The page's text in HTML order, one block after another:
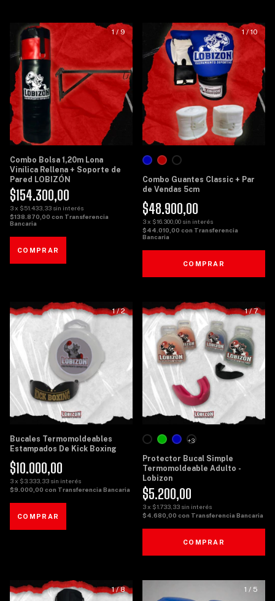
1/ 9
Combo Bolsa 1,20m Lona
Vinílica Rellena + Soporte de
Pared LOBIZÓN
$154.300,00
3x $51.433,33 sin interés
$138.870,00 con Transferencia
Bancaria
1/10
Combo Guantes Classic + Par
de Vendas 5cm
$48.900,00
3x $16.300,00 sin interés
$44.010,00 con Transferencia
Bancaria
COMPRAR
1/2
Bucales Termomoldeables
Estampados De Kick Boxing
$10.000,00
3x $3.333,33 sin interés
$9.000,00 con Transferencia Bancaria
1/7
Protector Bucal Simple
Termomoldeable Adulto -
Lobizon
$5.200,00
3x $1.733,33 sin interés
$4.680,00 con Transferencia Bancaria
+3
COMPRAR
1/8 1 / 5